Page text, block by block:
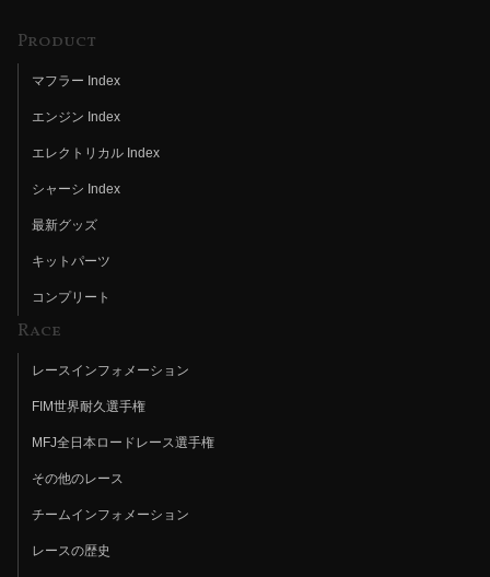
Product
マフラー Index
エンジン Index
エレクトリカル Index
シャーシ Index
最新グッズ
キットパーツ
コンプリート
Race
レースインフォメーション
FIM世界耐久選手権
MFJ全日本ロードレース選手権
その他のレース
チームインフォメーション
レースの歴史